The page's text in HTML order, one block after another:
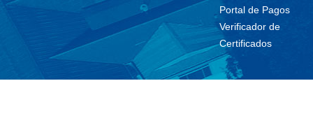
Portal de Pagos
Verificador de
Certificados